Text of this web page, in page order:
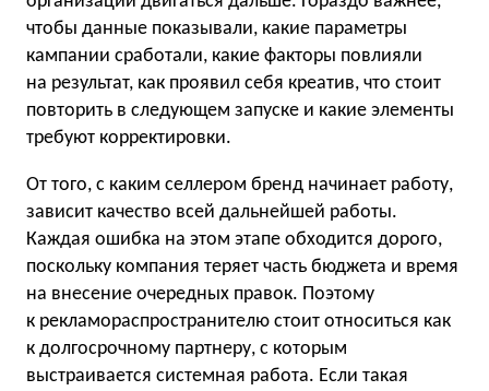
чтобы данные показывали, какие параметры
кампании сработали, какие факторы повлияли
на результат, как проявил себя креатив, что стоит
повторить в следующем запуске и какие элементы
требуют корректировки.
От того, с каким селлером бренд начинает работу,
зависит качество всей дальнейшей работы.
Каждая ошибка на этом этапе обходится дорого,
поскольку компания теряет часть бюджета и время
на внесение очередных правок. Поэтому
к рекламораспространителю стоит относиться как
к долгосрочному партнеру, с которым
выстраивается системная работа. Если такая